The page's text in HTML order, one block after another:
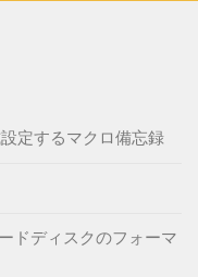
定するマクロ備忘録
ドディスクのフォーマ